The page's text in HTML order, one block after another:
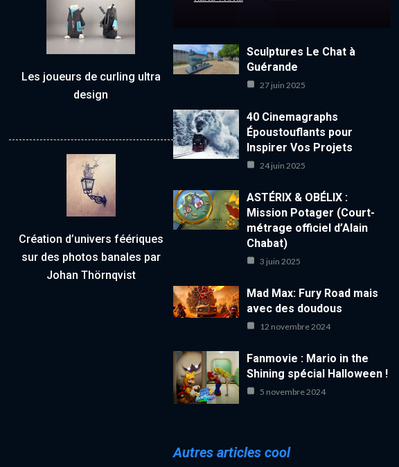
Les joueurs de curling ultra
design
Création d’univers féériques
sur des photos banales par
Johan Thörnqvist
Sculptures Le Chat à
Guérande
27 juin 2025
40 Cinemagraphs
Époustouflants pour
Inspirer Vos Projets
24 juin 2025
ASTÉRIX & OBÉLIX :
Mission Potager (Court-
métrage officiel d’Alain
Chabat)
3 juin 2025
Mad Max: Fury Road mais
avec des doudous
12 novembre 2024
Fanmovie : Mario in the
Shining spécial Halloween !
5 novembre 2024
Autres articles cool